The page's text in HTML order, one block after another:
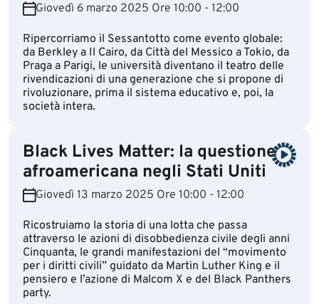
Giovedì 6 marzo 2025 Ore 10:00 - 12:00
Ripercorriamo il Sessantotto come evento globale:
da Berkley a Il Cairo, da Città del Messico a Tokio, da
Praga a Parigi, le università diventano il teatro delle
rivendicazioni di una generazione che si propone di
rivoluzionare, prima il sistema educativo e, poi, la
società intera.
Black Lives Matter: la questione
afroamericana negli Stati Uniti
Giovedì 13 marzo 2025 Ore 10:00 - 12:00
Ricostruiamo la storia di una lotta che passa
attraverso le azioni di disobbedienza civile degli anni
Cinquanta, le grandi manifestazioni del “movimento
per i diritti civili” guidato da Martin Luther King e il
pensiero e l’azione di Malcom X e del Black Panthers
party.